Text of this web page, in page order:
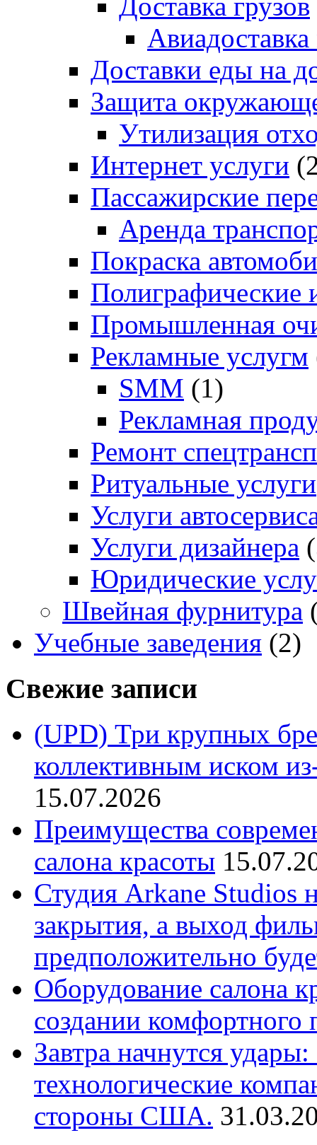
Доставки еды на
Защита
Утилизация
Интернет услуги
Пассажирские
Аренда
Покраска
Полиграфические
Промышленная
Рекламные услугм
SMM (1)
Рекламная
Ремонт
Ритуальные услуги
Услуги
Услуги дизайнера
Юридические
Швейная фурнитура
Учебные заведения (2)
Свежие записи
(UPD) Три крупных
коллективным иском
15.07.2026
Преимущества
салона красоты
Студия Arkane Studios
закрытия, а выход
предположительно
Оборудование салона
создании комфортного
Завтра начнутся
технологические
стороны США.